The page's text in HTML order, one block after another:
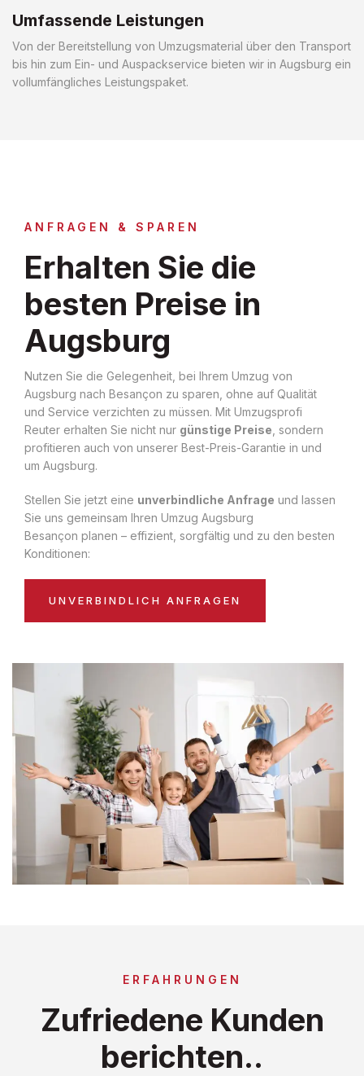
Umfassende Leistungen
Von der Bereitstellung von Umzugsmaterial über den Transport
bis hin zum Ein- und Auspackservice bieten wir in Augsburg ein
vollumfängliches Leistungspaket.
ANFRAGEN & SPAREN
Erhalten Sie die
besten Preise in
Augsburg
Nutzen Sie die Gelegenheit, bei Ihrem Umzug von
Augsburg nach Besançon zu sparen, ohne auf Qualität
und Service verzichten zu müssen. Mit Umzugsprofi
Reuter erhalten Sie nicht nur günstige Preise , sondern
profitieren auch von unserer Best-Preis-Garantie in und
um Augsburg.
Stellen Sie jetzt eine unverbindliche Anfrage und lassen
Sie uns gemeinsam Ihren Umzug Augsburg
Besançon planen – effizient, sorgfältig und zu den besten
Konditionen:
UNVERBINDLICH ANFRAGEN
ERFAHRUNGEN
Zufriedene Kunden
berichten..